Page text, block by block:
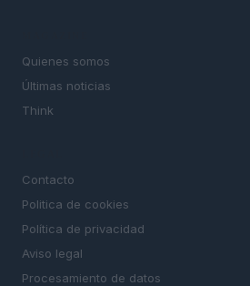
Quienes somos
Últimas noticias
Think
Contacto
Politica de cookies
Política de privacidad
Aviso legal
Procesamiento de datos